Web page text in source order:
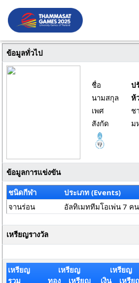
ข้อมูลทั่วไป
ชื่อ
ป
นามสกุล
ห้
เพศ
ช
สังกัด
ม
ข้อมูลการแข่งขัน
ชนิดกีฬา
ประเภท (Events)
จานร่อน
อัลทิเมททีมโอเพ่น 7 คน
เหรียญรางวัล
เหรียญ
รวม
เหรียญ
ทอง เหรียญ
เหรียญ
เงิน เหรีย